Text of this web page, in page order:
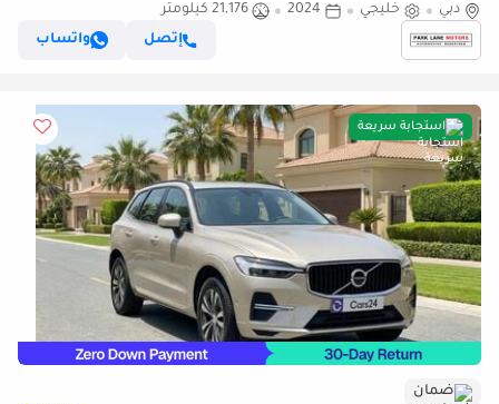
دبي
خليجي 2024
21,176 كيلومتر
إتصل
واتساب
استجابة سريعة
ضمان